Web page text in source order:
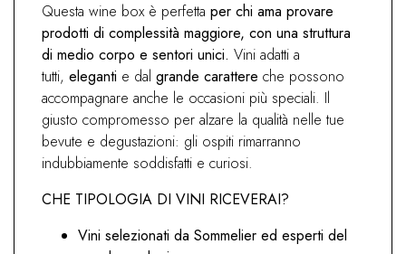
Questa wine box è perfetta per chi ama provare
prodotti di complessità maggiore, con una struttura
di medio corpo e sentori unici. Vini adatti a
tutti, eleganti e dal grande carattere che possono
accompagnare anche le occasioni più speciali. Il
giusto compromesso per alzare la qualità nelle tue
bevute e degustazioni: gli ospiti rimarranno
indubbiamente soddisfatti e curiosi.
CHE TIPOLOGIA DI VINI RICEVERAI?
Vini selezionati da Sommelier ed esperti del